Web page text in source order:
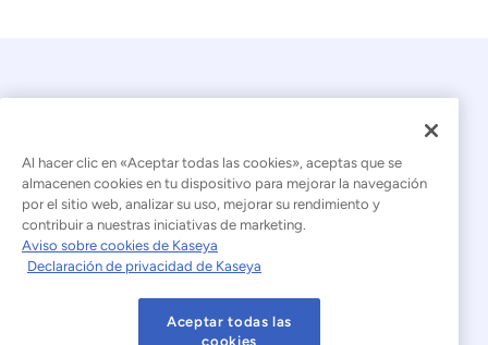
© 2026 Kaseya. Todos los derechos reservados.
Español (América Latina)
Declaración sobre la esclavitud moderna
Condiciones de uso del sitio web
Al hacer clic en «Aceptar todas las cookies», aceptas que se
almacenen cookies en tu dispositivo para mejorar la navegación
por el sitio web, analizar su uso, mejorar su rendimiento y
contribuir a nuestras iniciativas de marketing.
Aviso sobre cookies de Kaseya
Declaración de privacidad de Kaseya
Aceptar todas las
cookies